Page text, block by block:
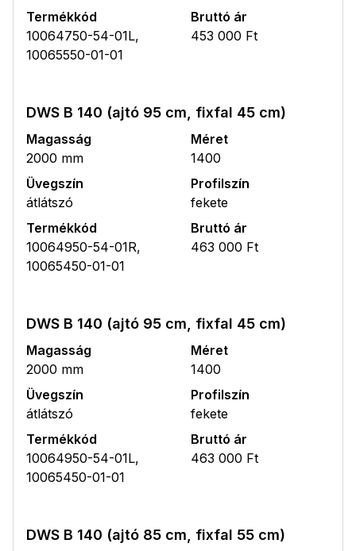
Termékkód
10064750-54-01L,
10065550-01-01
Bruttó ár
453 000 Ft
DWS B 140 (ajtó 95 cm, fixfal 45 cm)
Magasság
2000 mm
Méret
1400
Üvegszín
átlátszó
Profilszín
fekete
Termékkód
10064950-54-01R,
10065450-01-01
Bruttó ár
463 000 Ft
DWS B 140 (ajtó 95 cm, fixfal 45 cm)
Magasság
2000 mm
Méret
1400
Üvegszín
átlátszó
Profilszín
fekete
Termékkód
10064950-54-01L,
10065450-01-01
Bruttó ár
463 000 Ft
DWS B 140 (ajtó 85 cm, fixfal 55 cm)